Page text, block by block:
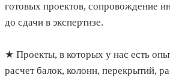
готовых проектов, сопровождение
до сдачи в экспертизе.
★ Проекты, в которых у нас есть
расчет балок, колонн, перекрытий,